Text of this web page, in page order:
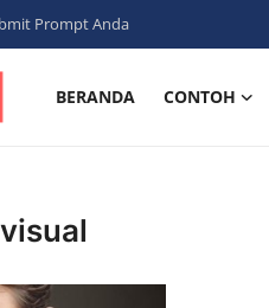
Prompt Anda
BERANDA CONTOH